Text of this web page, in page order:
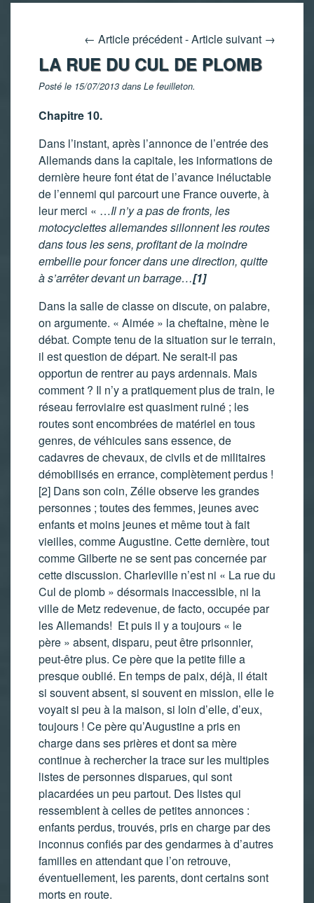
← Article précédent-Article suivant →
LA RUE DU CUL DE PLOMB
Posté le 15/07/2013 dans Le feuilleton.
Chapitre 10.
Dans l’instant, après l’annonce de l’entrée des
Allemands dans la capitale, les informations de
dernière heure font état de l’avance inéluctable
de l’ennemi qui parcourt une France ouverte, à
leur merci « …Il n’y a pas de fronts, les
motocyclettes allemandes sillonnent les routes
dans tous les sens, profitant de la moindre
embellie pour foncer dans une direction, quitte
à s’arrêter devant un barrage…[1]
Dans la salle de classe on discute, on palabre,
on argumente. « Aimée » la cheftaine, mène le
débat. Compte tenu de la situation sur le terrain,
il est question de départ. Ne serait-il pas
opportun de rentrer au pays ardennais. Mais
comment ? Il n’y a pratiquement plus de train, le
réseau ferroviaire est quasiment ruiné ; les
routes sont encombrées de matériel en tous
genres, de véhicules sans essence, de
cadavres de chevaux, de civils et de militaires
démobilisés en errance, complètement perdus !
[2] Dans son coin, Zélie observe les grandes
personnes ; toutes des femmes, jeunes avec
enfants et moins jeunes et même tout à fait
vieilles, comme Augustine. Cette dernière, tout
comme Gilberte ne se sent pas concernée par
cette discussion. Charleville n’est ni « La rue du
Cul de plomb » désormais inaccessible, ni la
ville de Metz redevenue, de facto, occupée par
les Allemands! Et puis il y a toujours « le
père » absent, disparu, peut être prisonnier,
peut-être plus. Ce père que la petite fille a
presque oublié. En temps de paix, déjà, il était
si souvent absent, si souvent en mission, elle le
voyait si peu à la maison, si loin d’elle, d’eux,
toujours ! Ce père qu’Augustine a pris en
charge dans ses prières et dont sa mère
continue à rechercher la trace sur les multiples
listes de personnes disparues, qui sont
placardées un peu partout. Des listes qui
ressemblent à celles de petites annonces :
enfants perdus, trouvés, pris en charge par des
inconnus confiés par des gendarmes à d’autres
familles en attendant que l’on retrouve,
éventuellement, les parents, dont certains sont
morts en route.